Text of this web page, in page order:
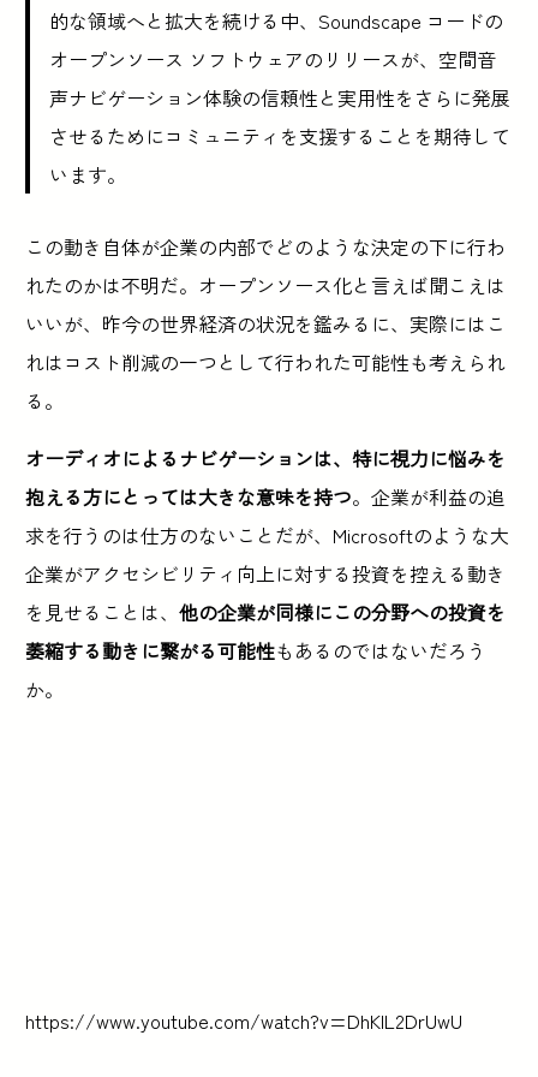
的な領域へと拡大を続ける中、Soundscape コードの
オープンソース ソフトウェアのリリースが、空間音
声ナビゲーション体験の信頼性と実用性をさらに発展
させるためにコミュニティを支援することを期待して
います。
この動き自体が企業の内部でどのような決定の下に行わ
れたのかは不明だ。オープンソース化と言えば聞こえは
いいが、昨今の世界経済の状況を鑑みるに、実際にはこ
れはコスト削減の一つとして行われた可能性も考えられ
る。
オーディオによるナビゲーションは、特に視力に悩みを
抱える方にとっては大きな意味を持つ。企業が利益の追
求を行うのは仕方のないことだが、Microsoftのような大
企業がアクセシビリティ向上に対する投資を控える動き
を見せることは、他の企業が同様にこの分野への投資を
萎縮する動きに繋がる可能性もあるのではないだろう
か。
https://www.youtube.com/watch?v=DhKIL2DrUwU